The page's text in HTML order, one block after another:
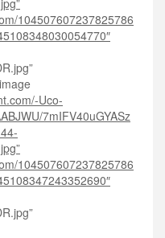
104507607237825786
Uco-
7mIFV40uGYASz
104507607237825786